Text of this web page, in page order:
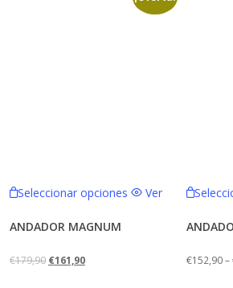
Seleccionar opciones
producto
Ver
ANDADOR MAGNUM
€179,90 El
€161,90El
€152,90–